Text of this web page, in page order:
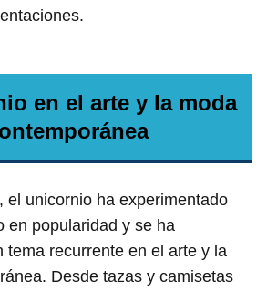
en el arte y la moda
el unicornio ha experimentado
en popularidad y se ha
tema recurrente en el arte y la
Desde tazas y camisetas